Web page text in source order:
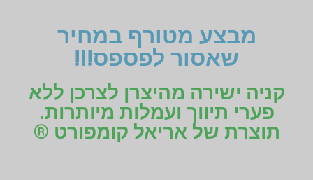
מבצע מטורף במחיר
שאסור לפספס!!!
קניה ישירה מהיצרן לצרכן ללא
פערי תיווך ועמלות מיותרות.
תוצרת של אריאל קומפורט ®